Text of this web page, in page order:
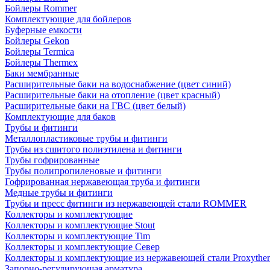
Бойлеры Rommer
Комплектующие для бойлеров
Буферные емкости
Бойлеры Gekon
Бойлеры Termica
Бойлеры Thermex
Баки мембранные
Расширительные баки на водоснабжение (цвет синий)
Расширительные баки на отопление (цвет красный)
Расширительные баки на ГВС (цвет белый)
Комплектующие для баков
Трубы и фитинги
Металлопластиковые трубы и фитинги
Трубы из сшитого полиэтилена и фитинги
Трубы гофрированные
Трубы полипропиленовые и фитинги
Гофрированная нержавеющая труба и фитинги
Медные трубы и фитинги
Трубы и пресс фитинги из нержавеющей стали ROMMER
Коллекторы и комплектующие
Коллекторы и комплектующие Stout
Коллекторы и комплектующие Tim
Коллекторы и комплектующие Север
Коллекторы и комплектующие из нержавеющей стали